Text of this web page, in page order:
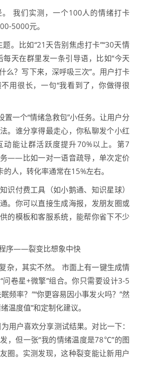
我们实测，一个100人的情绪打卡
5000元。
。比如“21天告别焦虑打卡”“30天情
每天在群里发一条引导语，比如“今天
么？写下来，深呼吸三次”。用户打卡
用很长，一句“我看到了，你做得很
置一个“情绪急救包”小任务。让用户分
。谁分享得最走心，你私聊发个小红
动能让群活跃度提升70%以上。第7
——比如一对一语音疏导，单次定价
人，转化率通常在15%左右。
识付费工具（如小鹅通、知识星球）
。你可以直接生成海报，发朋友圈或
的模板和客服系统，能帮你省下不少
序——裂变比想象中快
杂，其实不然。 市面上有一键生成情
问卷星+微擎”组合。你只需要设计3-5
频率？”“你更容易因小事发火吗？”然
温度值”和定制化建议。
用户喜欢分享测试结果。对比一下：
，但一张“我的情绪温度是78℃”的图
圈。实测发现，这种裂变能让新用户